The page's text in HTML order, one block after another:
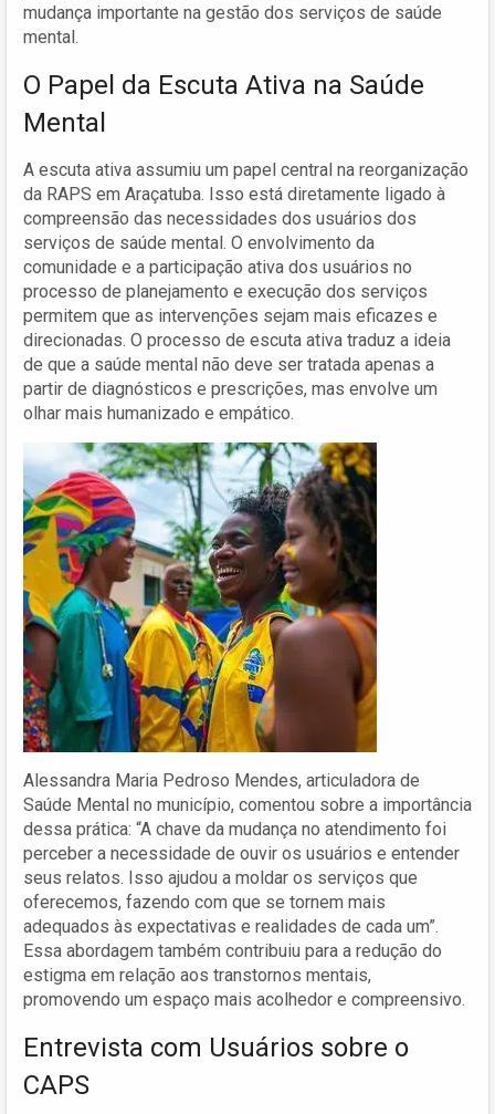
mudança importante na gestão dos serviços de saúde
mental.
O Papel da Escuta Ativa na Saúde
Mental
A escuta ativa assumiu um papel central na reorganização
da RAPS em Araçatuba. Isso está diretamente ligado à
compreensão das necessidades dos usuários dos
serviços de saúde mental. O envolvimento da
comunidade e a participação ativa dos usuários no
processo de planejamento e execução dos serviços
permitem que as intervenções sejam mais eficazes e
direcionadas. O processo de escuta ativa traduz a ideia
de que a saúde mental não deve ser tratada apenas a
partir de diagnósticos e prescrições, mas envolve um
olhar mais humanizado e empático.
Alessandra Maria Pedroso Mendes, articuladora de
Saúde Mental no município, comentou sobre a importância
dessa prática: “A chave da mudança no atendimento foi
perceber a necessidade de ouvir os usuários e entender
seus relatos. Isso ajudou a moldar os serviços que
oferecemos, fazendo com que se tornem mais
adequados às expectativas e realidades de cada um”.
Essa abordagem também contribuiu para a redução do
estigma em relação aos transtornos mentais,
promovendo um espaço mais acolhedor e compreensivo.
Entrevista com Usuários sobre o
CAPS